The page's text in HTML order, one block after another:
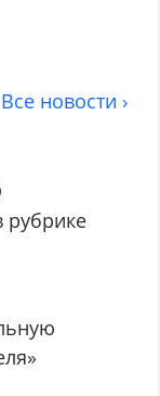
Все новости ›
рубрике